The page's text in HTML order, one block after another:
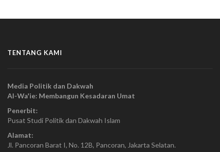
TENTANG KAMI
Media Politik dan Dakwah
Al-Wa'ie: Membangun Kesadaran Umat
Penerbit:
Pusat Studi Politik dan Dakwah Islam
Alamat:
Jl. Pancoran Barat I, No. 12B, Pancoran, Jakarta Selatan.